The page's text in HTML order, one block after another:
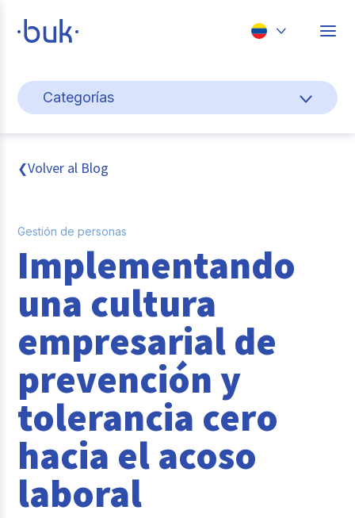
Perú
Categorías
Cultura y bienestar laboral
Gestión de personas
Pago de nómina
Buk
Transformación digital
Tendencias y Data
Reclutamiento y Selección
Casos de éxito
Columna del Experto
Entrevistas
❮Volver al Blog
Gestión de personas
Implementando
una cultura
empresarial de
prevención y
tolerancia cero
hacia el acoso
laboral